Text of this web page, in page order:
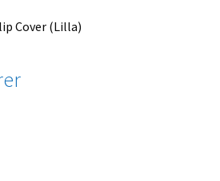
Cover (Lilla)